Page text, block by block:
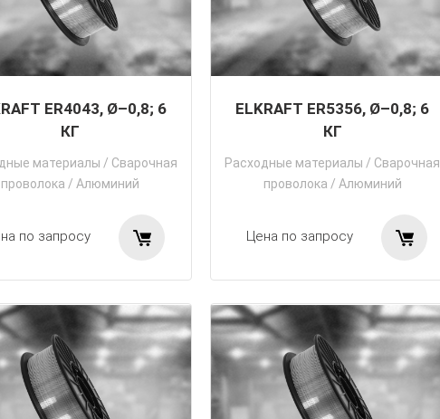
ER4043, Ø–0,8; 6
КГ
материалы / Сварочная
проволока / Алюминий
по запросу
ELKRAFT ER5356, Ø–0,8; 6
КГ
Расходные материалы / Сварочная
проволока / Алюминий
Цена по запросу